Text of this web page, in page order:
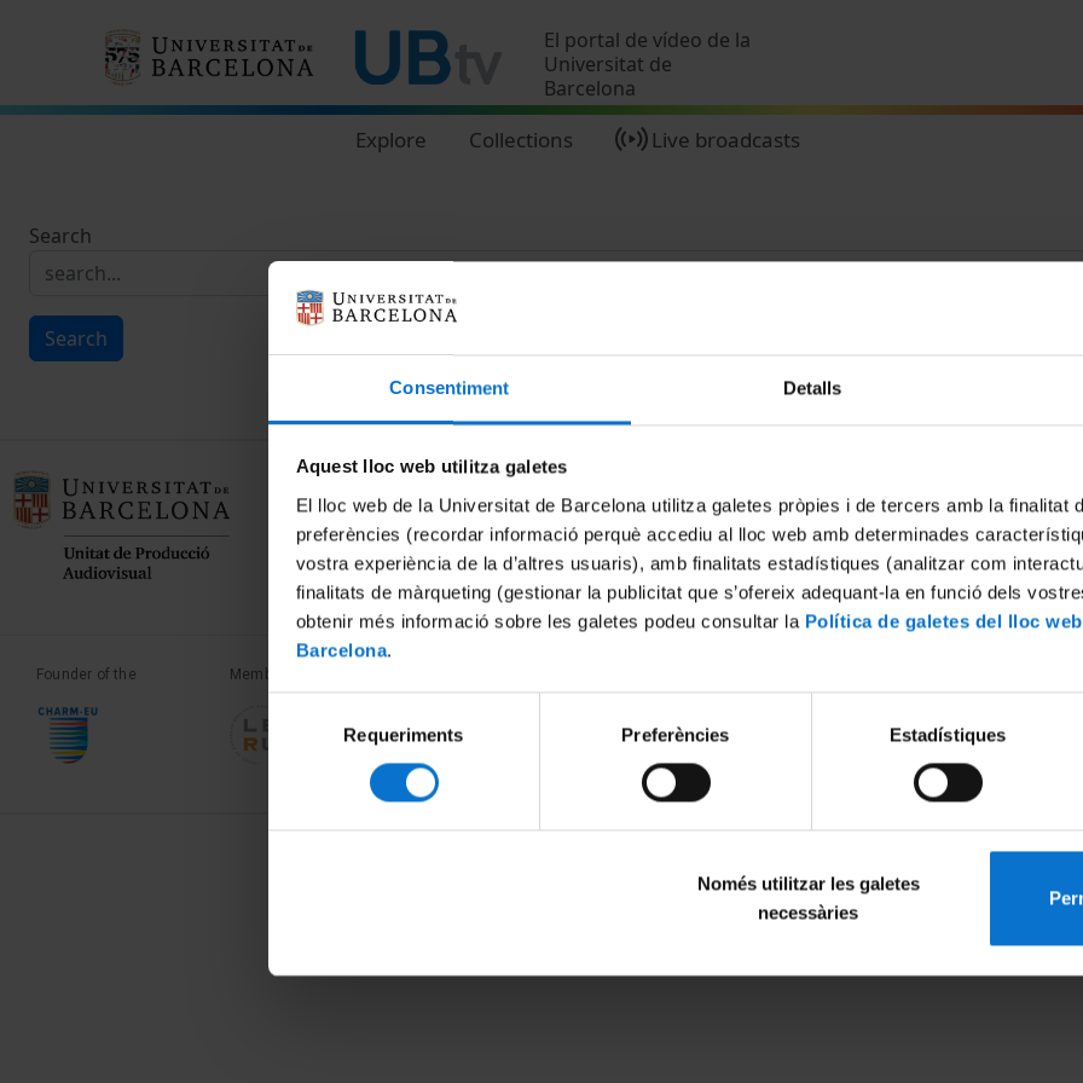
Consentiment Detalls
Aquest lloc web utilitza galetes
El lloc web de la Universitat de Barcelona utilitza galetes pròpies i de tercers amb la finalitat
preferències (recordar informació perquè accediu al lloc web amb determinades
vostra experiència de la d’altres usuaris), amb finalitats estadístiques (analitzar com
finalitats de màrqueting (gestionar la publicitat que s’ofereix adequant-la en funció dels
obtenir més informació sobre les galetes podeu consultar la Política de galetes del lloc
Barcelona.
consentiment
Requeriments Preferències Estadístiques
Només utilitzar les galetes
necessàries
El portal de vídeo de la
Universitat de
Barcelona
Explore Collections Live broadcasts
Search
Search
Cookies
Terms and
Founder of the Member of the